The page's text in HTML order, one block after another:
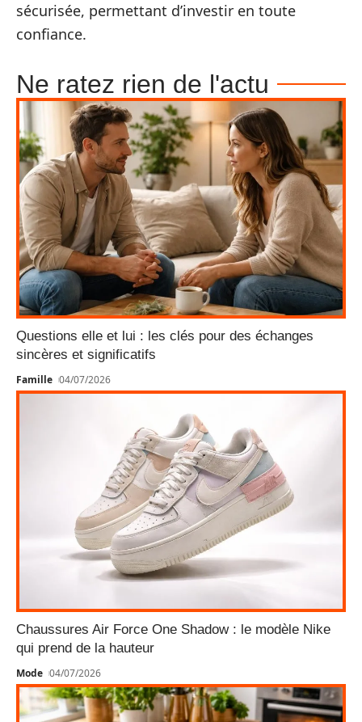
sécurisée, permettant d’investir en toute
confiance.
Ne ratez rien de l'actu
Questions elle et lui : les clés pour des échanges
sincères et significatifs
Famille 04/07/2026
Chaussures Air Force One Shadow : le modèle Nike
qui prend de la hauteur
Mode 04/07/2026